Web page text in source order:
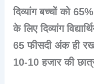
दिव्यांग बच्चों को
के लिए दिव्यांग
65 फीसदी अंक ही
10-10 हजार की